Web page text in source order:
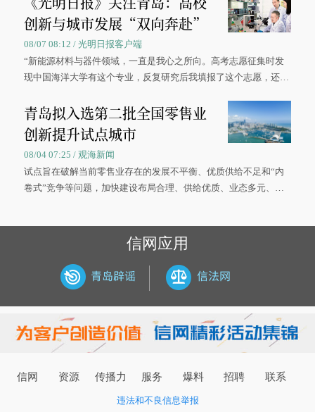
创新与城市发展“双向奔赴”
08/07 08:12 / 光明日报客户端
“新能源材料与器件领域，一直是我心之所向。高考志愿征集时发
现中国海洋大学有这个专业，反复研究后我填报了这个志愿，还真
大学材料科学与工程学院材料类专业的录取通知书。
青岛拟入选第二批全国零售业
创新提升试点城市
08/04 07:25 / 观海新闻
试点旨在破解当前零售业存在的发展不平衡、优质供给不足和“内
卷式”竞争等问题，加快建设布局合理、供给优质、业态多元、智
信网应用
信网 资源 传播力 服务 爆料 招聘 联系
违法和不良信息举报